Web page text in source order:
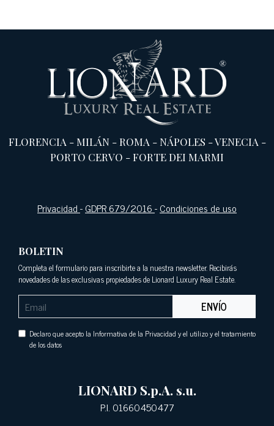
FLORENCIA -MILÁN-ROMA -NÁPOLES -VENECIA -
PORTO CERVO -FORTE DEI MARMI
Privacidad-GDPR 679/2016-Condiciones de uso
BOLETIN
Completa el formulario para inscribirte a la nuestra newsletter. Recibirás
novedades de las exclusivas propiedades de Lionard Luxury Real Estate.
ENVÍO
Declaro que acepto la Informativa de la Privacidad y el utilizo y el tratamiento
de los datos
LIONARD S.p.A. s.u.
P.I. 01660450477